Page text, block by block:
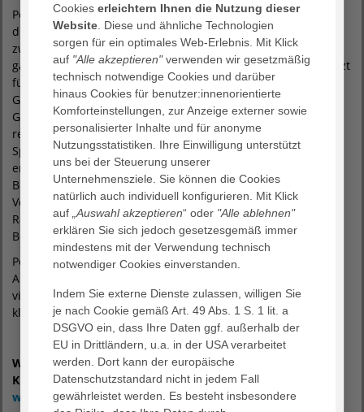
Personell verstärkt wird das Team seit dem 1. Oktober 2021
durch Herrn Prof. Dr. med. Ahmed Madisch. Nach seiner
zwölfjährigen Tätigkeit als Chefarzt einer großen
gastroenterologischen Abteilung in Hannover, ist der Facharzt
für Innere Medizin mit der Teilgebietsbezeichnung
Gastroenterologie nun als Partner in das Centrum
Gastroenterologie Bethanien eingestiegen: „An der Praxis
reizt mich insbesondere die Möglichkeit, das komplette
Spektrum der klinischen Gastroenterologie und
endoskopische Leistungen im ambulanten sowie stationären
Bereich anzubieten. Außerdem lässt sich durch die enge
Vernetzung mit der Onkologie, Viszeralchirurgie, Kardiologie,
Radiologie und Hals-Nasen-Ohrenheilkunde am Hause die
Behandlung der Patient:innen optimal gestalten.“
Perspektivisch plant die gastroenterologische Praxis den
Ausbau des endoskopischen Spektrums, des
viszeralonkologischen Zentrums sowie die Etablierung eines
klinischen Studienzentrums.
Weitere Informationen überdas AGAPLESION BETHANIEN
KRANKENHAUS finden Sie im Internet unter:
www.bethanien-krankenhaus.de
Cookieserleichtern Ihnen die Nutzung dieser
Website . Diese und ähnliche Technologien
sorgen für ein optimales Web-Erlebnis. Mit Klick
auf "Alle akzeptieren"verwenden wir gesetzmäßig
technisch notwendige Cookies und darüber
hinaus Cookies für benutzer:innenorientierte
Komforteinstellungen, zur Anzeige externer sowie
personalisierter Inhalte und für anonyme
Nutzungsstatistiken. Ihre Einwilligung unterstützt
uns bei der Steuerung unserer
Unternehmensziele. Sie können die Cookies
natürlich auch individuell konfigurieren. Mit Klick
auf „Auswahl akzeptieren“ oder "Alle ablehnen"
erklären Sie sich jedoch gesetzesgemäß immer
mindestens mit der Verwendung technisch
notwendiger Cookies einverstanden.
Indem Sie externe Dienste zulassen, willigen Sie
je nach Cookie gemäß Art. 49 Abs. 1 S. 1 lit. a
DSGVO ein, dass Ihre Daten ggf. außerhalb der
EU in Drittländern, u.a. in der USA verarbeitet
werden. Dort kann der europäische
Datenschutzstandard nicht in jedem Fall
gewährleistet werden. Es besteht insbesondere